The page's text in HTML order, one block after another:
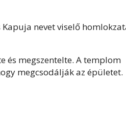
nevet viselő
és megszentelte. A templom
megcsodálják az épületet.